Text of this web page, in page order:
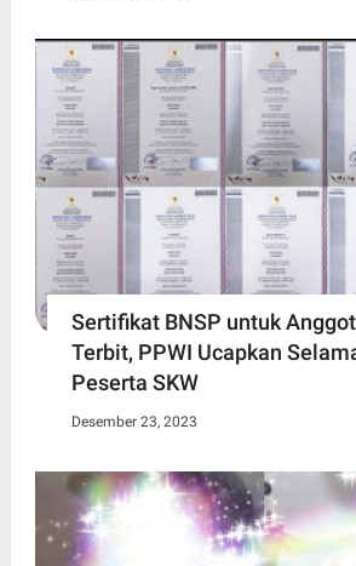
Sertifikat BNSP untuk
Terbit, PPWI Ucapkan
Peserta SKW
Desember 23, 2023